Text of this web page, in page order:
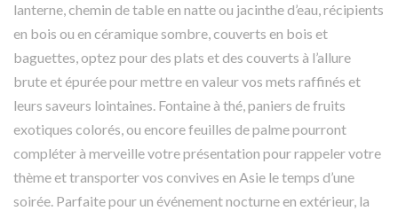
lanterne, chemin de table en natte ou jacinthe d’eau, récipients
en bois ou en céramique sombre, couverts en bois et
baguettes, optez pour des plats et des couverts à l’allure
brute et épurée pour mettre en valeur vos mets raffinés et
leurs saveurs lointaines. Fontaine à thé, paniers de fruits
exotiques colorés, ou encore feuilles de palme pourront
compléter à merveille votre présentation pour rappeler votre
thème et transporter vos convives en Asie le temps d’une
soirée. Parfaite pour un événement nocturne en extérieur, la